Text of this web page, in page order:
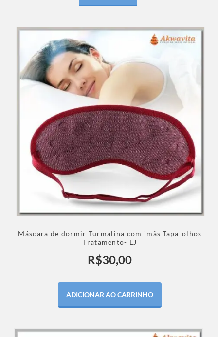
Máscara de dormir Turmalina com imãs Tapa-olhos
Tratamento- LJ
R$30,00
ADICIONAR AO CARRINHO